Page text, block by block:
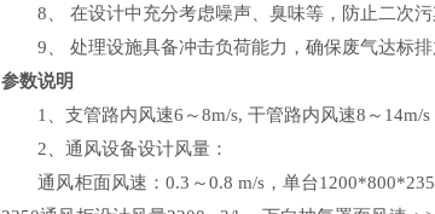
8、 在设计中充分考虑噪声、臭味等，防止二
9、 处理设施具备冲击负荷能力，确保废气达标排
参数说明
1、支管路内风速6～8m/s, 干管路内风速8～
2、通风设备设计风量：
通风柜面风速：0.3～0.8 m/s，单台